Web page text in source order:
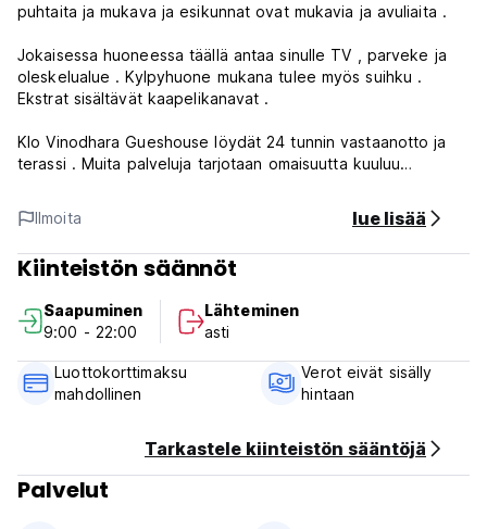
puhtaita ja mukava ja esikunnat ovat mukavia ja avuliaita .
Jokaisessa huoneessa täällä antaa sinulle TV , parveke ja
oleskelualue . Kylpyhuone mukana tulee myös suihku .
Ekstrat sisältävät kaapelikanavat .
Klo Vinodhara Gueshouse löydät 24 tunnin vastaanotto ja
terassi . Muita palveluja tarjotaan omaisuutta kuuluu
Ominaisuus tarjoaa ilmaisen pysäköinnin .
Ilmoita lue lisää
Kiinteistön säännöt
Saapuminen
9:00 - 22:00
Lähteminen
asti
Luottokorttimaksu
mahdollinen
Verot eivät sisälly
hintaan
Tarkastele kiinteistön sääntöjä
Palvelut